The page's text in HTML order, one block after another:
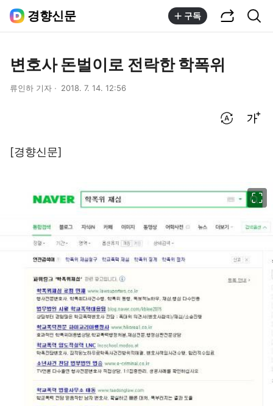
경향신문 구독
변호사 돈벌이로 전락한 학폭위
류인하 기자 2018. 7. 14. 12:56
[경향신문]